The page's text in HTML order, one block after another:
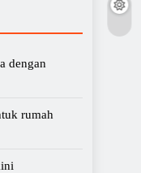
dengan
rumah